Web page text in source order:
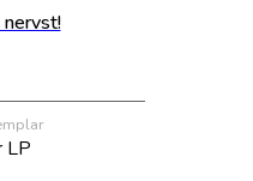
nervst!
LP